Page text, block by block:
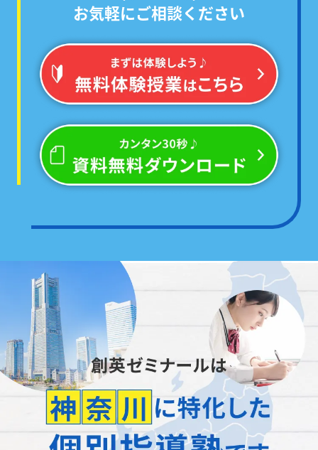
学校ごとのテスト範囲に絞った
「あなた専用の問題集」で対策するから、
必ず点数が伸びる!
お気軽にご相談ください